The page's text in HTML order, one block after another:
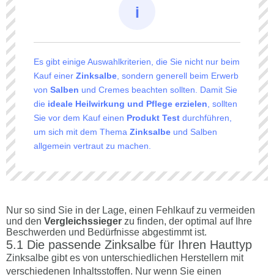
Es gibt einige Auswahlkriterien, die Sie nicht nur beim
Kauf einer Zinksalbe , sondern generell beim Erwerb
von Salben und Cremes beachten sollten. Damit Sie
die ideale Heilwirkung und Pflege erzielen , sollten
Sie vor dem Kauf einen Produkt Test durchführen,
um sich mit dem Thema Zinksalbe und Salben
allgemein vertraut zu machen.
Nur so sind Sie in der Lage, einen Fehlkauf zu vermeiden
und den Vergleichssieger zu finden, der optimal auf Ihre
Beschwerden und Bedürfnisse abgestimmt ist.
Die passende Zinksalbe für Ihren Hauttyp
Zinksalbe gibt es von unterschiedlichen Herstellern mit
verschiedenen Inhaltsstoffen. Nur wenn Sie einen